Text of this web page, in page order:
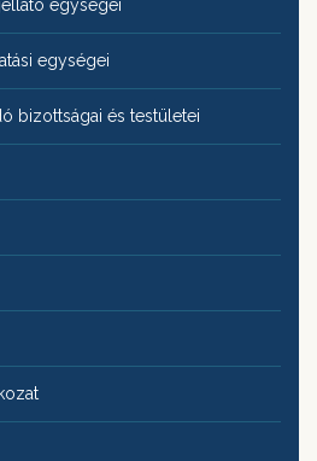
egységei
egységei
bizottságai és testületei